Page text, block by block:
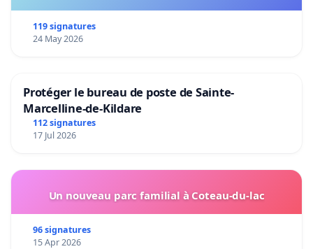
119 signatures
24 May 2026
Protéger le bureau de poste de Sainte-
Marcelline-de-Kildare
112 signatures
17 Jul 2026
Un nouveau parc familial à Coteau-du-lac
96 signatures
15 Apr 2026